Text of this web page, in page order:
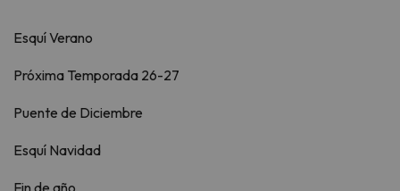
Esquí Verano
Próxima Temporada 26-27
Puente de Diciembre
Esquí Navidad
Fin de año